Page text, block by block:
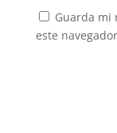
Guarda mi
este